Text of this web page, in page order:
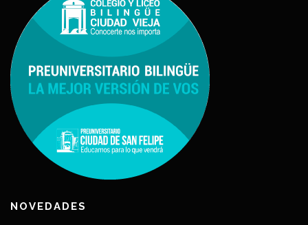
NOVEDADES